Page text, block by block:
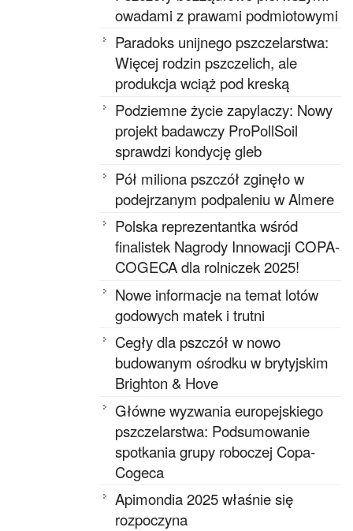
owadami z prawami podmiotowymi
Paradoks unijnego pszczelarstwa:
Więcej rodzin pszczelich, ale
produkcja wciąż pod kreską
Podziemne życie zapylaczy: Nowy
projekt badawczy ProPollSoil
sprawdzi kondycję gleb
Pół miliona pszczół zginęło w
podejrzanym podpaleniu w Almere
Polska reprezentantka wśród
finalistek Nagrody Innowacji COPA-
COGECA dla rolniczek 2025!
Nowe informacje na temat lotów
godowych matek i trutni
Cegły dla pszczół w nowo
budowanym ośrodku w brytyjskim
Brighton & Hove
Główne wyzwania europejskiego
pszczelarstwa: Podsumowanie
spotkania grupy roboczej Copa-
Cogeca
Apimondia 2025 właśnie się
rozpoczyna